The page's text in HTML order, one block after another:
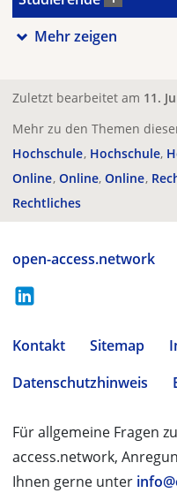
Mehr zeigen
Zuletzt bearbeitet am 11.
Mehr zu den Themen
Hochschule Hochschule
Online Online Online
Rechtliches
open-access.network
Kontakt Sitemap
Datenschutzhinweis
Für allgemeine Fragen
access.network,
Ihnen gerne unter